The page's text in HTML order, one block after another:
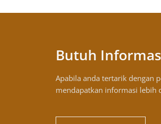
Butuh
Apabila anda tertarik dengan
mendapatkan informasi lebih